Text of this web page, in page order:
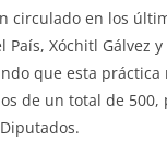
circulado en los
Xóchitl Gálvez
que esta
de un total de